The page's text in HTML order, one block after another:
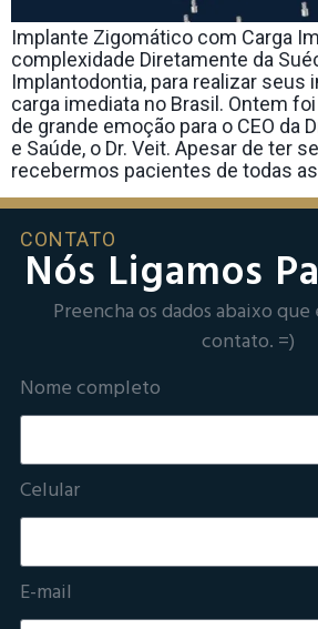
Implante Zigomático com Carga
complexidade Diretamente da
Implantodontia, para realizar seus
carga imediata no Brasil. Ontem
de grande emoção para o CEO da
e Saúde, o Dr. Veit. Apesar de ter
recebermos pacientes de todas
CONTATO
Nós Ligamos
Preencha os dados abaixo
contato. =)
Nome completo
Celular
E-mail